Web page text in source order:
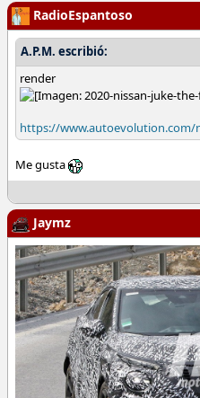
RadioEspantoso
A.P.M. escribió:
render
https://www.autoevolution.com/
Me gusta
Jaymz